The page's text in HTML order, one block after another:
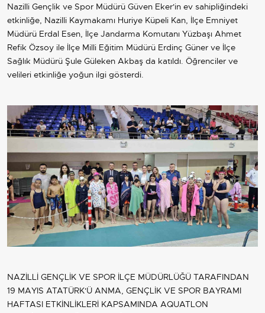
Nazilli Gençlik ve Spor Müdürü Güven Eker'in ev sahipliğindeki
etkinliğe, Nazilli Kaymakamı Huriye Küpeli Kan, İlçe Emniyet
Müdürü Erdal Esen, İlçe Jandarma Komutanı Yüzbaşı Ahmet
Refik Özsoy ile İlçe Milli Eğitim Müdürü Erdinç Güner ve İlçe
Sağlık Müdürü Şule Güleken Akbaş da katıldı. Öğrenciler ve
velileri etkinliğe yoğun ilgi gösterdi.
NAZİLLİ GENÇLİK VE SPOR İLÇE MÜDÜRLÜĞÜ TARAFINDAN
19 MAYIS ATATÜRK'Ü ANMA, GENÇLİK VE SPOR BAYRAMI
HAFTASI ETKİNLİKLERİ KAPSAMINDA AQUATLON